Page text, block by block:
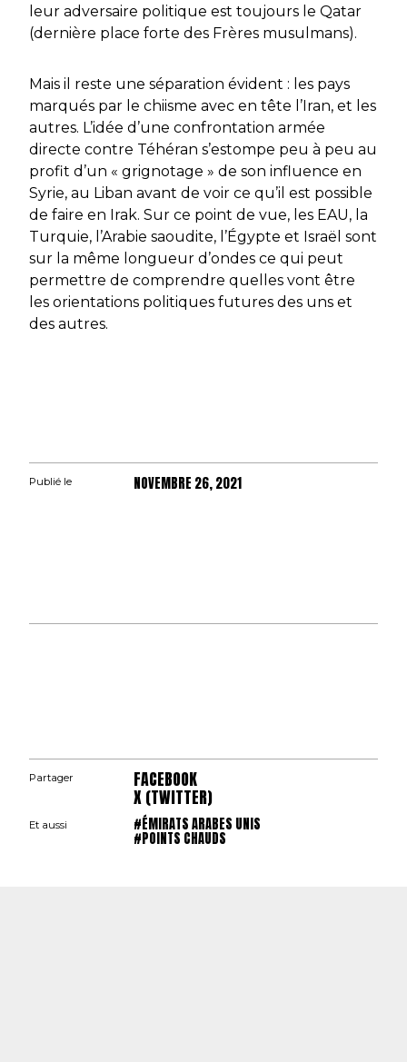
leur adversaire politique est toujours le Qatar
(dernière place forte des Frères musulmans).
Mais il reste une séparation évident : les pays
marqués par le chiisme avec en tête l’Iran, et les
autres. L’idée d’une confrontation armée
directe contre Téhéran s’estompe peu à peu au
profit d’un « grignotage » de son influence en
Syrie, au Liban avant de voir ce qu’il est possible
de faire en Irak. Sur ce point de vue, les EAU, la
Turquie, l’Arabie saoudite, l’Égypte et Israël sont
sur la même longueur d’ondes ce qui peut
permettre de comprendre quelles vont être
les orientations politiques futures des uns et
des autres.
Publié le NOVEMBRE 26, 2021
Partager FACEBOOK
X (TWITTER)
Et aussi #ÉMIRATS ARABES UNIS
#POINTS CHAUDS